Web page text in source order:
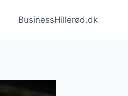
BusinessHillerød.dk